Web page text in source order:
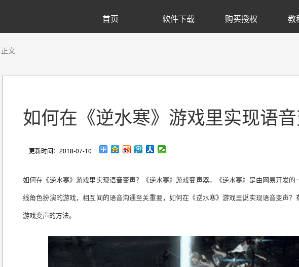
首页 软件下载 购买授权 教
正文
如何在《逆水寒》游戏里实现语
更新时间：2018-07-10
如何在《逆水寒》游戏里实现语音变声？《逆水寒》游戏变声器。《逆水寒》是由网易开发
线角色扮演的游戏，相互间的语音沟通至关重要，如何在《逆水寒》游戏里说实现语音变声
游戏变声的方法。